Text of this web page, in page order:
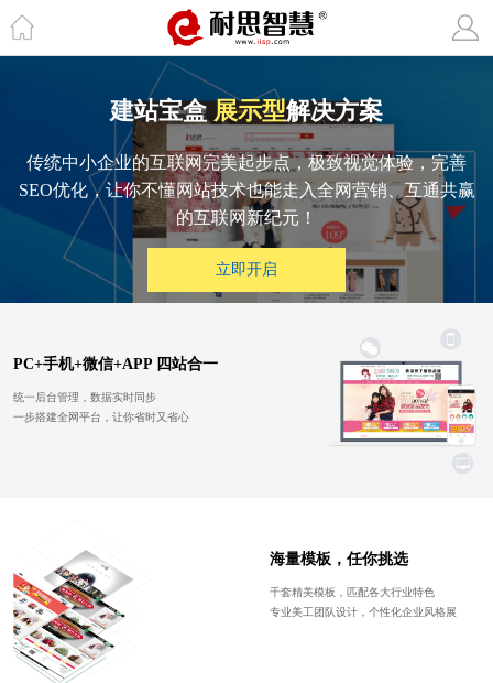
建站宝盒展示型解决方案
传统中小企业的互联网完美起步点，极致视觉体验，完善
SEO优化，让你不懂网站技术也能走入全网营销、互通共赢
的互联网新纪元！
PC+手机+微信+APP 四站合一
统一后台管理，数据实时同步
一步搭建全网平台，让你省时又省心
海量模板，任你挑选
千套精美模板，匹配各大行业特色
专业美工团队设计，个性化企业风格展